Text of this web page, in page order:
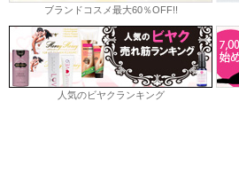
ブランドコスメ最大60％OFF!!
人気のビヤクランキング